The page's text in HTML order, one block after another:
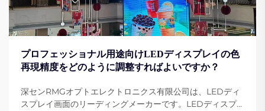
プロフェッショナル用途向けLEDディスプレイの色
再現精度をどのように調整すればよいですか？
深センRMGオプトエレクトロニクス有限公司は、LEDディ
スプレイ画面のリーディングメーカーです。LEDディスプ